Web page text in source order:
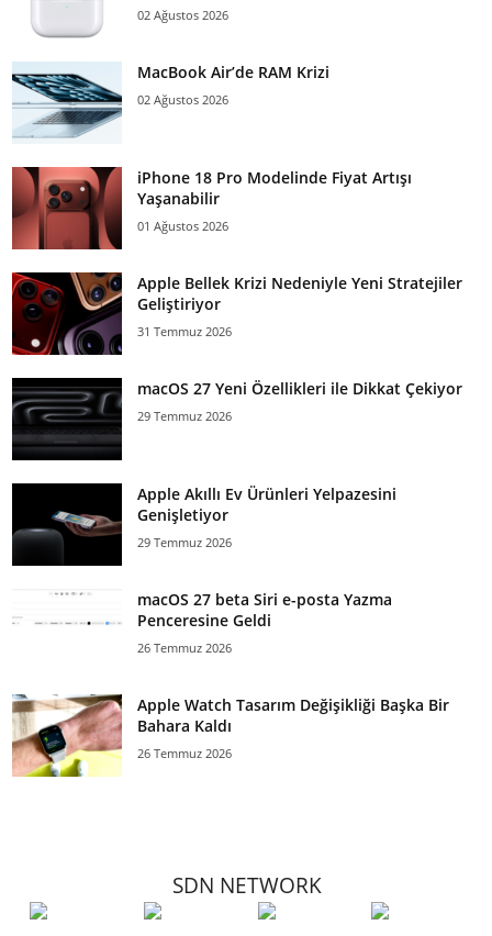
02 Ağustos 2026
MacBook Air’de RAM Krizi
02 Ağustos 2026
iPhone 18 Pro Modelinde Fiyat Artışı
Yaşanabilir
01 Ağustos 2026
Apple Bellek Krizi Nedeniyle Yeni Stratejiler
Geliştiriyor
31 Temmuz 2026
macOS 27 Yeni Özellikleri ile Dikkat Çekiyor
29 Temmuz 2026
Apple Akıllı Ev Ürünleri Yelpazesini
Genişletiyor
29 Temmuz 2026
macOS 27 beta Siri e-posta Yazma
Penceresine Geldi
26 Temmuz 2026
Apple Watch Tasarım Değişikliği Başka Bir
Bahara Kaldı
26 Temmuz 2026
SDN NETWORK